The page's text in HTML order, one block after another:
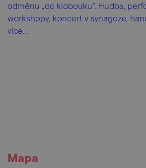
odměnu „do klobouku“. Hudba,
workshopy, koncert v synagoze,
více...
Mapa